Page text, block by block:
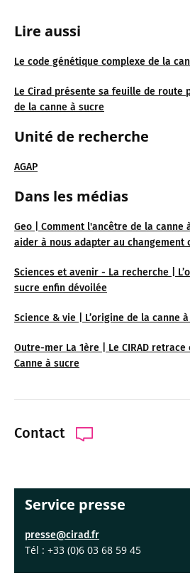
Lire aussi
Le code génétique complexe de la
Le Cirad présente sa feuille de route
de la canne à sucre
Unité de recherche
AGAP
Dans les médias
Geo | Comment l'ancêtre de la canne
aider à nous adapter au changement
Sciences et avenir - La recherche |
sucre enfin dévoilée
Science & vie | L’origine de la canne
Outre-mer La 1ère | Le CIRAD
Canne à sucre
Contact
Service presse
presse@cirad.fr
Tél : +33 (0)6 03 68 59 45